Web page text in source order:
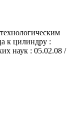
к цилиндру :
наук : 05.02.08 /